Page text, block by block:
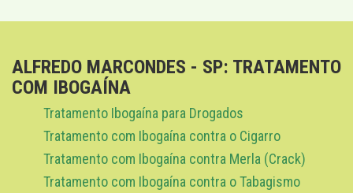
ALFREDO MARCONDES - SP: TRATAMENTO
COM IBOGAÍNA
Tratamento Ibogaína para Drogados
Tratamento com Ibogaína contra o Cigarro
Tratamento com Ibogaína contra Merla (Crack)
Tratamento com Ibogaína contra o Tabagismo